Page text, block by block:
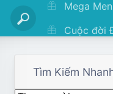
Mega
Cuộc đời
Tìm Kiếm